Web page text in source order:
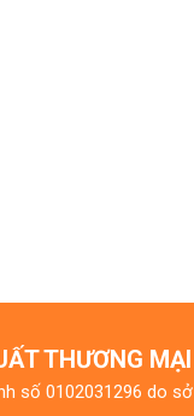
THƯƠNG
số 0102031296 do